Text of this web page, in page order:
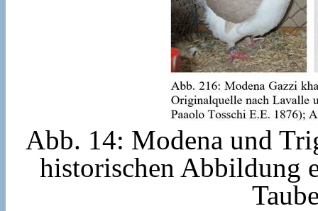
Abb. 14: Modena und
historischen Abbildung